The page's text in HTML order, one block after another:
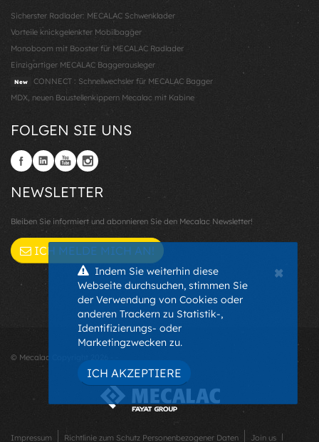
Sicherster Radlader: MECALAC Schwenklader
Vorteile knickgelenkter Mobilbagger
Monoboom mit Booster für MECALAC Radlader
Einzigartiger MECALAC Baggerausleger
New
CONNECT : Schnellwechsler für MECALAC Bagger
MDX, neuen Baustellenkippern Mecalac mit Kabine
FOLGEN SIE UNS
NEWSLETTER
Bleiben Sie informiert und abonnieren Sie den Mecalac Newsletter!
ICH MELDE MICH AN!
© Mecalac Copyright 2026 - -
Impressum Richtlinie zum Schutz Personenbezogener Daten Join us
×
Indem Sie weiterhin diese
Webseite durchsuchen, stimmen Sie
der Verwendung von Cookies oder
anderen Trackern zu Statistik-,
Identifizierungs- oder
Marketingzwecken zu.
ICH AKZEPTIERE